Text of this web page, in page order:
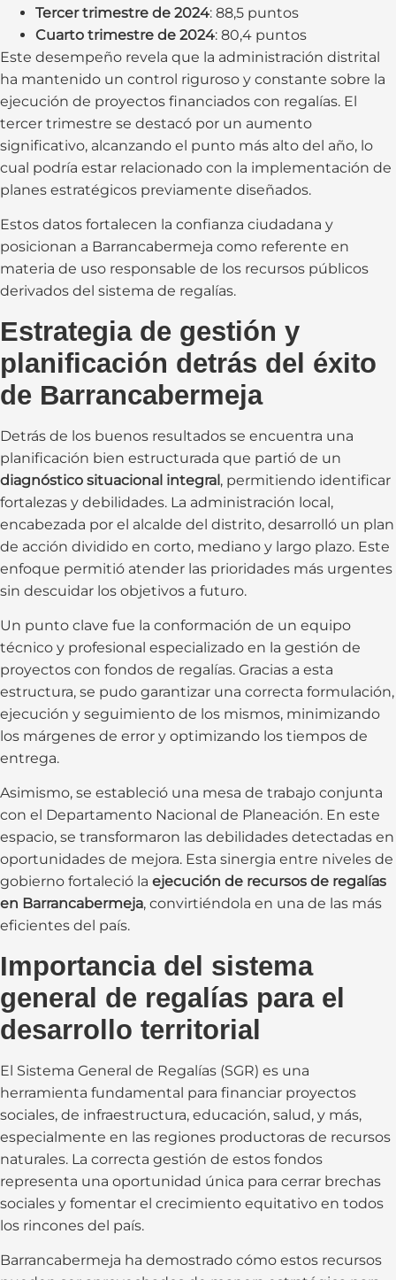
Tercer trimestre de 2024: 88,5 puntos
Cuarto trimestre de 2024: 80,4 puntos
Este desempeño revela que la administración distrital
ha mantenido un control riguroso y constante sobre la
ejecución de proyectos financiados con regalías. El
tercer trimestre se destacó por un aumento
significativo, alcanzando el punto más alto del año, lo
cual podría estar relacionado con la implementación de
planes estratégicos previamente diseñados.
Estos datos fortalecen la confianza ciudadana y
posicionan a Barrancabermeja como referente en
materia de uso responsable de los recursos públicos
derivados del sistema de regalías.
Estrategia de gestión y
planificación detrás del éxito
de Barrancabermeja
Detrás de los buenos resultados se encuentra una
planificación bien estructurada que partió de un
diagnóstico situacional integral, permitiendo identificar
fortalezas y debilidades. La administración local,
encabezada por el alcalde del distrito, desarrolló un plan
de acción dividido en corto, mediano y largo plazo. Este
enfoque permitió atender las prioridades más urgentes
sin descuidar los objetivos a futuro.
Un punto clave fue la conformación de un equipo
técnico y profesional especializado en la gestión de
proyectos con fondos de regalías. Gracias a esta
estructura, se pudo garantizar una correcta formulación,
ejecución y seguimiento de los mismos, minimizando
los márgenes de error y optimizando los tiempos de
entrega.
Asimismo, se estableció una mesa de trabajo conjunta
con el Departamento Nacional de Planeación. En este
espacio, se transformaron las debilidades detectadas en
oportunidades de mejora. Esta sinergia entre niveles de
gobierno fortaleció la ejecución de recursos de regalías
en Barrancabermeja, convirtiéndola en una de las más
eficientes del país.
Importancia del sistema
general de regalías para el
desarrollo territorial
El Sistema General de Regalías (SGR) es una
herramienta fundamental para financiar proyectos
sociales, de infraestructura, educación, salud, y más,
especialmente en las regiones productoras de recursos
naturales. La correcta gestión de estos fondos
representa una oportunidad única para cerrar brechas
sociales y fomentar el crecimiento equitativo en todos
los rincones del país.
Barrancabermeja ha demostrado cómo estos recursos